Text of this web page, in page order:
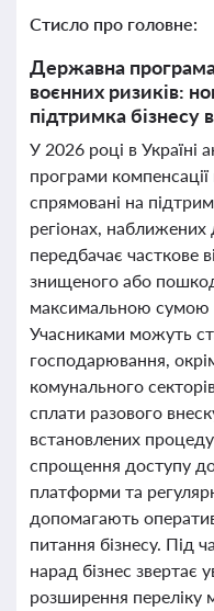
Стисло про головне:
Державна програма
воєнних ризиків:
підтримка бізнесу
У 2026 році в Україні
програми компенсації
спрямовані на
регіонах,
передбачає часткове
знищеного або
максимальною сумою
Учасниками можуть
господарювання,
комунального
сплати разового
встановлених
спрощення доступу
платформи та
допомагають
питання бізнесу. Під
нарад бізнес звертає
розширення переліку